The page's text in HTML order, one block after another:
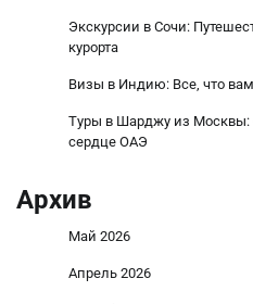
Экскурсии в Сочи:
курорта
Визы в Индию: Все, что
Туры в Шарджу из Москвы:
сердце ОАЭ
Архив
Май 2026
Апрель 2026